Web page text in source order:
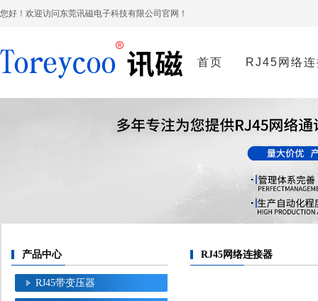
您好！欢迎访问东莞讯磁电子科技有限公司官网！
首页 RJ45网络
产品中心
RJ45带变压器
RJ45网络连接器